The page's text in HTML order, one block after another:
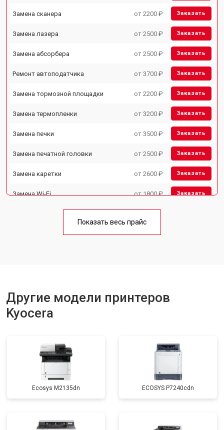
Замена сканера от 2200 ₽ Заказать
Замена лазера от 2500 ₽ Заказать
Замена абсорбера от 2500 ₽ Заказать
Ремонт автоподатчика от 3700 ₽ Заказать
Замена тормозной площадки от 2200 ₽ Заказать
Замена термопленки от 3200 ₽ Заказать
Замена печки от 3500 ₽ Заказать
Замена печатной головки от 2500 ₽ Заказать
Замена каретки от 2600 ₽ Заказать
Замена Wi-Fi от 1800 ₽ Заказать
от 2600 ₽
Показать весь прайс
Другие модели принтеров
Kyocera
Ecosys M2135dn ECOSYS P7240cdn